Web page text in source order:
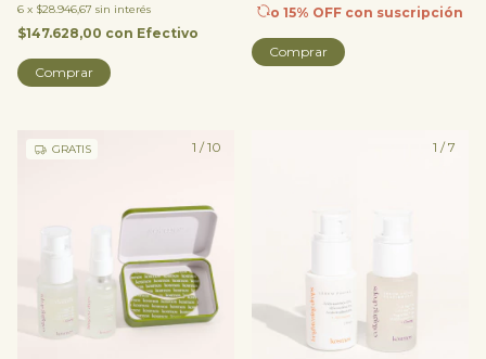
6 x $28.946,67 sin interés
$147.628,00 con Efectivo
Comprar
o 15% OFF con suscripción
Comprar
1 /10
GRATIS 1 /7